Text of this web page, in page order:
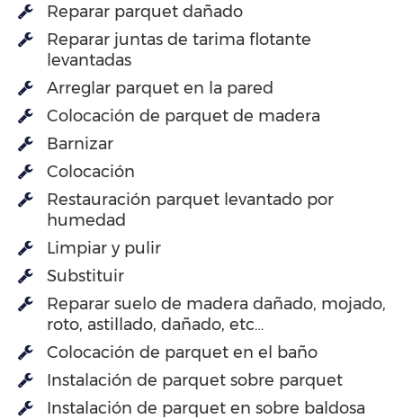
Reparar parquet dañado
Reparar juntas de tarima flotante
levantadas
Arreglar parquet en la pared
Colocación de parquet de madera
Barnizar
Colocación
Restauración parquet levantado por
humedad
Limpiar y pulir
Substituir
Reparar suelo de madera dañado, mojado,
roto, astillado, dañado, etc…
Colocación de parquet en el baño
Instalación de parquet sobre parquet
Instalación de parquet en sobre baldosa